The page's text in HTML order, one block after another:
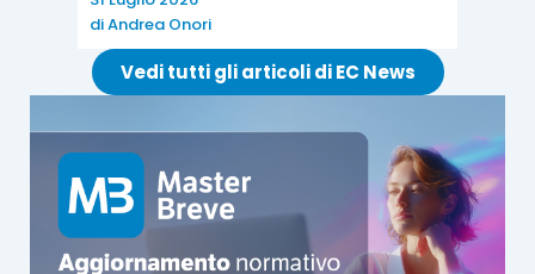
diAndrea Onori
Vedi tutti gli articoli di EC News